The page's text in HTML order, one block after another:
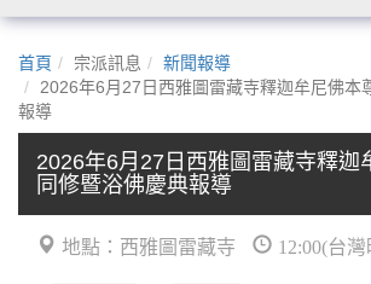
navigation
首頁 宗派訊息
新聞報導
2026年6月27日西雅圖雷藏寺釋迦牟尼佛本
報導
2026年6月27日西雅圖雷藏寺釋迦
同修暨浴佛慶典報導
地點：西雅圖雷藏寺 12:00(台